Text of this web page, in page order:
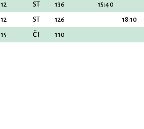
12 ST 136
15:40
12 ST 126
18:10
15 ČT 110